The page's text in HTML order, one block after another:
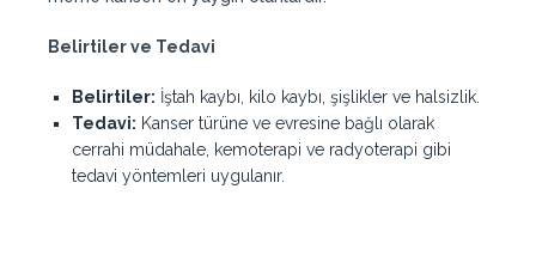
Belirtiler ve Tedavi
Belirtiler: İştah kaybı, kilo kaybı, şişlikler ve halsizlik.
Tedavi: Kanser türüne ve evresine bağlı olarak
cerrahi müdahale, kemoterapi ve radyoterapi gibi
tedavi yöntemleri uygulanır.